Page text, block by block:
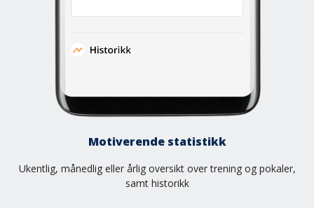
Motiverende statistikk
Ukentlig, månedlig eller årlig oversikt over trening og pokaler,
samt historikk